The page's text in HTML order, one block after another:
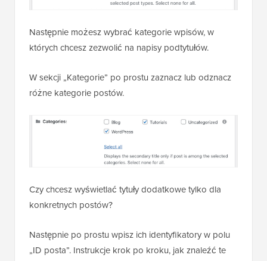
Następnie możesz wybrać kategorie wpisów, w
których chcesz zezwolić na napisy podtytułów.
W sekcji „Kategorie” po prostu zaznacz lub odznacz
różne kategorie postów.
Czy chcesz wyświetlać tytuły dodatkowe tylko dla
konkretnych postów?
Następnie po prostu wpisz ich identyfikatory w polu
„ID posta”. Instrukcje krok po kroku, jak znaleźć te